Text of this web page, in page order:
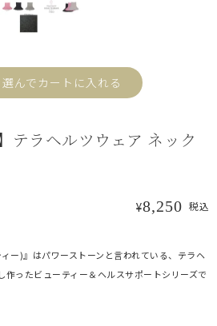
の中で最もコンパクトなサイズです。
遮光帽子
ムカバー/手袋
遮光雑貨
んでカートに入れる
テラヘルツウェア ネック
¥8,250 税込
ー)』はパワーストーンと言われている、テラヘ
作ったビューティー＆ヘルスサポートシリーズで